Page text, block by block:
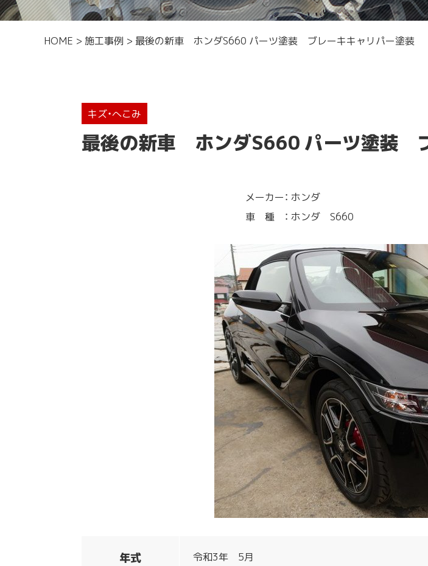
HOME > 施工事例 > 最後の新車 ホンダS660 パーツ塗装 ブレーキキャリパー塗装
キズ・へこみ
最後の新車 ホンダS660 パーツ塗装
メーカー： ホンダ
車 種 ： ホンダ S660
年式 令和3年 5月